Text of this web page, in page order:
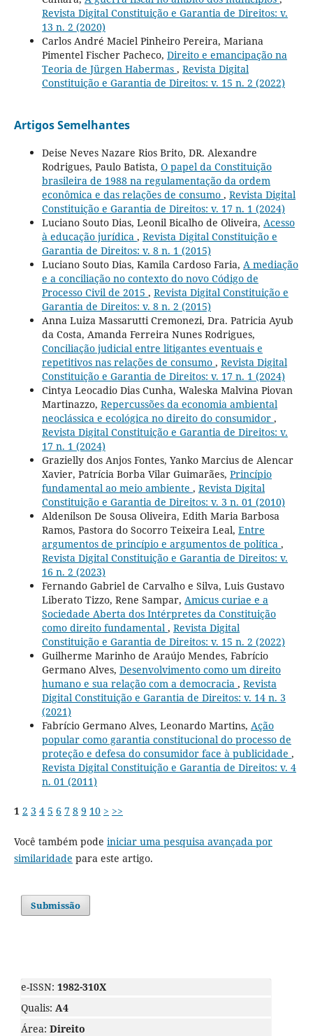
Revista Digital Constituição e Garantia de Direitos: v.
13 n. 2 (2020)
Carlos André Maciel Pinheiro Pereira, Mariana
Pimentel Fischer Pacheco, Direito e emancipação na
Teoria de Jürgen Habermas , Revista Digital
Constituição e Garantia de Direitos: v. 15 n. 2 (2022)
Artigos Semelhantes
Deise Neves Nazare Rios Brito, DR. Alexandre
Rodrigues, Paulo Batista, O papel da Constituição
brasileira de 1988 na regulamentação da ordem
econômica e das relações de consumo , Revista Digital
Constituição e Garantia de Direitos: v. 17 n. 1 (2024)
Luciano Souto Dias, Leonil Bicalho de Oliveira, Acesso
à educação jurídica , Revista Digital Constituição e
Garantia de Direitos: v. 8 n. 1 (2015)
Luciano Souto Dias, Kamila Cardoso Faria, A mediação
e a conciliação no contexto do novo Código de
Processo Civil de 2015 , Revista Digital Constituição e
Garantia de Direitos: v. 8 n. 2 (2015)
Anna Luiza Massarutti Cremonezi, Dra. Patricia Ayub
da Costa, Amanda Ferreira Nunes Rodrigues,
Conciliação judicial entre litigantes eventuais e
repetitivos nas relações de consumo , Revista Digital
Constituição e Garantia de Direitos: v. 17 n. 1 (2024)
Cintya Leocadio Dias Cunha, Waleska Malvina Piovan
Martinazzo, Repercussões da economia ambiental
neoclássica e ecológica no direito do consumidor ,
Revista Digital Constituição e Garantia de Direitos: v.
17 n. 1 (2024)
Grazielly dos Anjos Fontes, Yanko Marcius de Alencar
Xavier, Patrícia Borba Vilar Guimarães, Princípio
fundamental ao meio ambiente , Revista Digital
Constituição e Garantia de Direitos: v. 3 n. 01 (2010)
Aldenilson De Sousa Oliveira, Edith Maria Barbosa
Ramos, Pastora do Socorro Teixeira Leal, Entre
argumentos de princípio e argumentos de política ,
Revista Digital Constituição e Garantia de Direitos: v.
16 n. 2 (2023)
Fernando Gabriel de Carvalho e Silva, Luis Gustavo
Liberato Tizzo, Rene Sampar, Amicus curiae e a
Sociedade Aberta dos Intérpretes da Constituição
como direito fundamental , Revista Digital
Constituição e Garantia de Direitos: v. 15 n. 2 (2022)
Guilherme Marinho de Araújo Mendes, Fabrício
Germano Alves, Desenvolvimento como um direito
humano e sua relação com a democracia , Revista
Digital Constituição e Garantia de Direitos: v. 14 n. 3
(2021)
Fabrício Germano Alves, Leonardo Martins, Ação
popular como garantia constitucional do processo de
proteção e defesa do consumidor face à publicidade ,
Revista Digital Constituição e Garantia de Direitos: v. 4
n. 01 (2011)
1 2 3 4 5 6 7 8 9 10 > >>
Você também pode iniciar uma pesquisa avançada por
similaridade para este artigo.
Submissão
e-ISSN: 1982-310X
Qualis: A4
Área: Direito